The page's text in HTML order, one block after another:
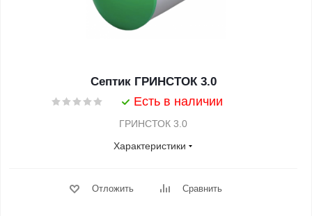
Септик ГРИНСТОК 3.0
Есть в наличии
ГРИНСТОК 3.0
Характеристики
Отложить Сравнить